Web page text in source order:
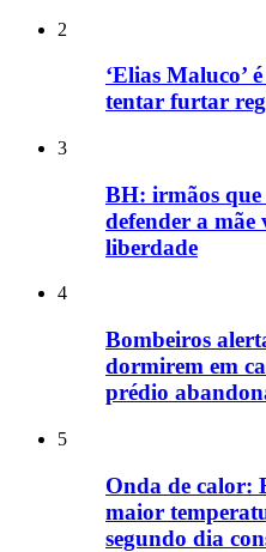
2
‘Elias Maluco’
tentar furtar
3
BH: irmãos
defender a mãe
liberdade
4
Bombeiros
dormirem em
prédio
5
Onda de calor:
maior
segundo dia